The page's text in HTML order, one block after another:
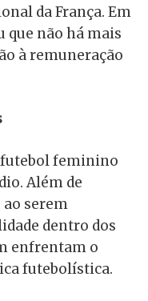
da França. Em
que não há mais
à remuneração
futebol feminino
Além de
serem
dentro dos
enfrentam o
futebolística.